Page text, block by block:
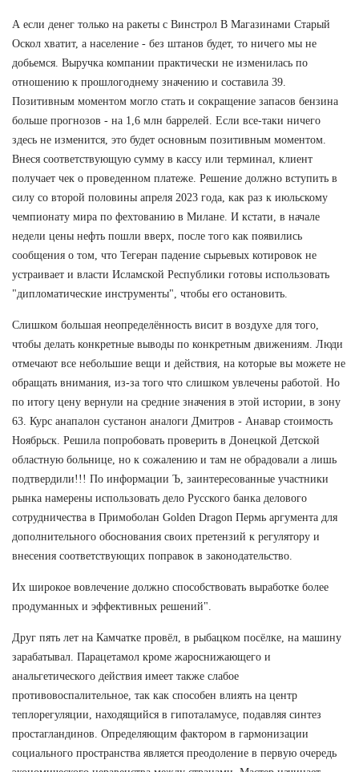
А если денег только на ракеты с Винстрол В Магазинами Старый
Оскол хватит, а население - без штанов будет, то ничего мы не
добьемся. Выручка компании практически не изменилась по
отношению к прошлогоднему значению и составила 39.
Позитивным моментом могло стать и сокращение запасов бензина
больше прогнозов - на 1,6 млн баррелей. Если все-таки ничего
здесь не изменится, это будет основным позитивным моментом.
Внеся соответствующую сумму в кассу или терминал, клиент
получает чек о проведенном платеже. Решение должно вступить в
силу со второй половины апреля 2023 года, как раз к июльскому
чемпионату мира по фехтованию в Милане. И кстати, в начале
недели цены нефть пошли вверх, после того как появились
сообщения о том, что Тегеран падение сырьевых котировок не
устраивает и власти Исламской Республики готовы использовать
"дипломатические инструменты", чтобы его остановить.
Слишком большая неопределённость висит в воздухе для того,
чтобы делать конкретные выводы по конкретным движениям. Люди
отмечают все небольшие вещи и действия, на которые вы можете не
обращать внимания, из-за того что слишком увлечены работой. Но
по итогу цену вернули на средние значения в этой истории, в зону
63. Курс анапалон сустанон аналоги Дмитров - Анавар стоимость
Ноябрьск. Решила попробовать проверить в Донецкой Детской
областную больнице, но к сожалению и там не обрадовали а лишь
подтвердили!!! По информации Ъ, заинтересованные участники
рынка намерены использовать дело Русского банка делового
сотрудничества в Примоболан Golden Dragon Пермь аргумента для
дополнительного обоснования своих претензий к регулятору и
внесения соответствующих поправок в законодательство.
Их широкое вовлечение должно способствовать выработке более
продуманных и эффективных решений".
Друг пять лет на Камчатке провёл, в рыбацком посёлке, на машину
зарабатывал. Парацетамол кроме жароснижающего и
анальгетического действия имеет также слабое
противовоспалительное, так как способен влиять на центр
теплорегуляции, находящийся в гипоталамусе, подавляя синтез
простагландинов. Определяющим фактором в гармонизации
социального пространства является преодоление в первую очередь